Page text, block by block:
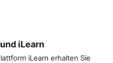
iLearn
iLearn erhalten Sie